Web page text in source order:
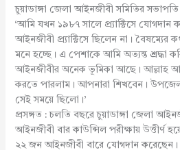
চুয়াডাঙ্গা জেলা আইনজীবী সমিতির
‘আমি যখন ১৯৮৭ সালে প্র্যাক্টিসে যোগদান
আইনজীবী প্র্যাক্টিসে ছিলেন না। বৈষম্যের
মনে হচ্ছে। এ পেশাকে আমি অত্যন্ত শ্রদ্ধা
আইনজীবীর অনেক ভূমিকা আছে। আল্লাহ
করতে পারলাম। আপনারা শিখবেন।
সেই সময়ে ছিলো।’
প্রসঙ্গত : চলতি বছরে চুয়াডাঙ্গা জেলা
আইনজীবী বার কাউন্সিল পরীক্ষায় উত্তীর্ণ
২২ জন আইনজীবী বারে যোগদান